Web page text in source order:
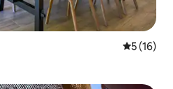
5 (16)